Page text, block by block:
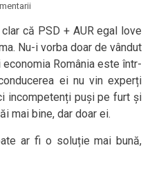
că PSD + AUR egal love
Nu-i vorba doar de vândut
România este într-
ei nu vin experți
incompetenți puși pe furt și
mai bine, dar doar ei.
ar fi o soluție mai bună,